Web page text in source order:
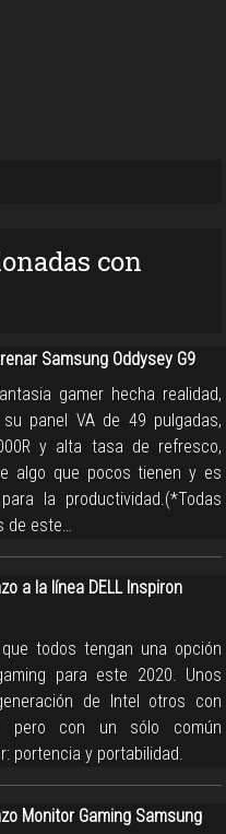
con
Samsung Oddysey G9
gamer hecha realidad,
panel VA de 49 pulgadas,
y alta tasa de refresco,
algo que pocos tienen y es
la productividad.(*Todas
este…
a la línea DELL Inspiron
que todos tengan una opción
para este 2020. Unos
de Intel otros con
pero con un sólo común
portencia y portabilidad.
Monitor Gaming Samsung